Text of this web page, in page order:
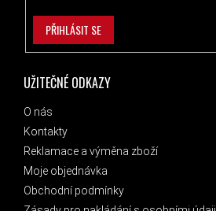
UŽITEČNÉ ODKAZY
O nás
Kontakty
Reklamace a výměna zboží
Moje objednávka
Obchodní podmínky
PŘIHLÁSIT SE